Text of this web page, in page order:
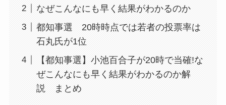
なぜこんなにも早く結果がわかるのか
都知事選 20時時点では若者の投票率は
石丸氏が1位
【都知事選】小池百合子が20時で当確!な
ぜこんなにも早く結果がわかるのか解
説 まとめ